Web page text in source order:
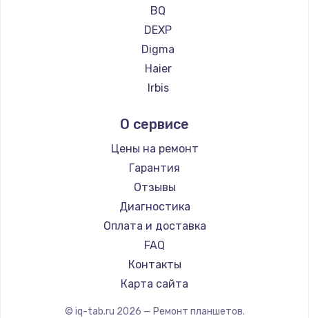
Ремонт планшетов CHUWI
BQ
DEXP
Digma
Haier
Irbis
Microsoft
BlackView
Amazon
Aquarius
Philips
Dell
HP
Getac
ZTE
О сервисе
Цены на ремонт
Гарантия
Отзывы
Диагностика
Оплата и доставка
FAQ
Контакты
Карта сайта
© iq-tab.ru 2026 — Ремонт планшетов.